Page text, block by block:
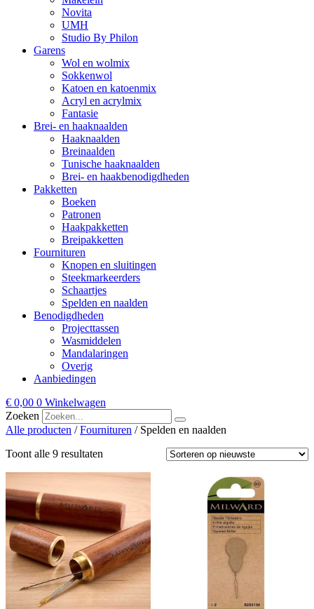
Novita
UMH
Studio By Philon
Garens
Wol en wolmix
Sokkenwol
Katoen en katoenmix
Acryl en acrylmix
Fantasie
Brei- en haaknaalden
Haaknaalden
Breinaalden
Tunische haaknaalden
Brei- en haakbenodigdheden
Pakketten
Boeken
Patronen
Haakpakketten
Breipakketten
Fournituren
Knopen en sluitingen
Steekmarkeerders
Schaartjes
Spelden en naalden
Benodigdheden
Projecttassen
Wasmiddelen
Mandalaringen
Overig
Aanbiedingen
€ 0,00 0 Winkelwagen
Zoeken
Alle producten /Fournituren / Spelden en naalden
Toont alle 9 resultaten